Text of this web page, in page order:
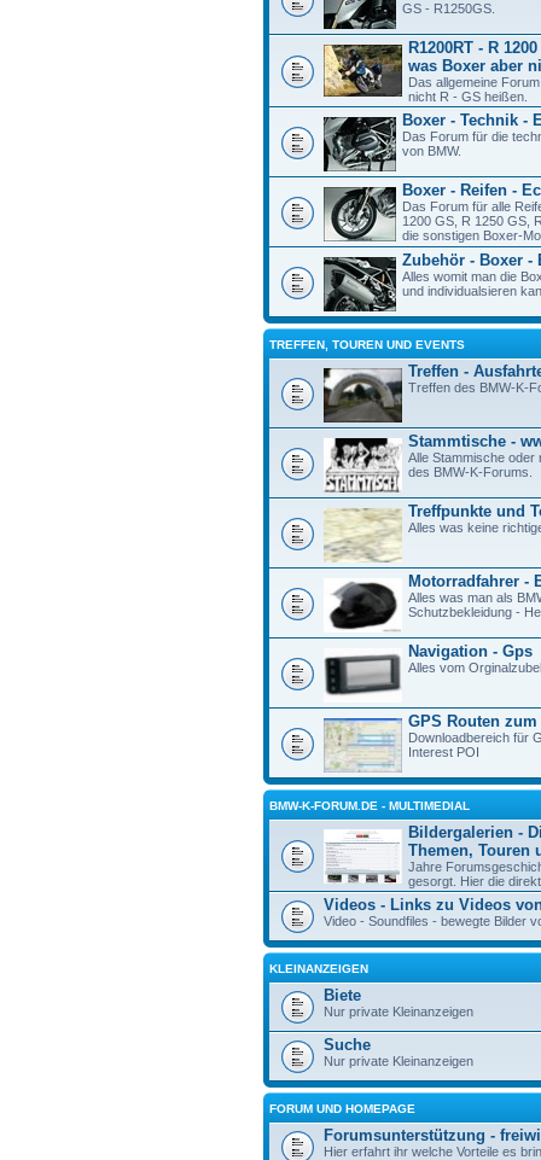
GS - R1250GS.
R1200RT - R
was Boxer aber
Das allgemeine
nicht R - GS heißen.
Boxer - Technik -
Das Forum für die
von BMW.
Boxer - Reifen -
Das Forum für alle
1200 GS, R 1250 GS,
die sonstigen Boxer-
Zubehör - Boxer -
Alles womit man die
und individualsieren
TREFFEN, TOUREN UND EVENTS
Treffen -
Treffen des BMW-K-
Stammtische -
Alle Stammische oder
des BMW-K-Forums.
Treffpunkte und
Alles was keine
Motorradfahrer -
Alles was man als
Schutzbekleidung -
Navigation - Gps
Alles vom
GPS Routen
Downloadbereich für
Interest POI
BMW-K-FORUM.DE - MULTIMEDIAL
Bildergalerien -
Themen, Touren
Jahre
gesorgt. Hier die
Videos - Links zu Videos
Video - Soundfiles - bewegte Bilder
KLEINANZEIGEN
Biete
Nur private Kleinanzeigen
Suche
Nur private Kleinanzeigen
FORUM UND HOMEPAGE
Forumsunterstützung -
Hier erfahrt ihr welche Vorteile es